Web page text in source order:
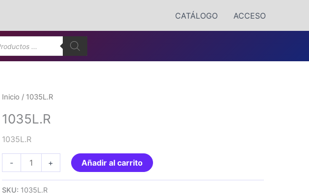
CATÁLOGO ACCESO
Inicio / 1035L.R
1035L.R
1035L.R
-
1035L.R
cantidad
+ Añadir al carrito
SKU: 1035L.R